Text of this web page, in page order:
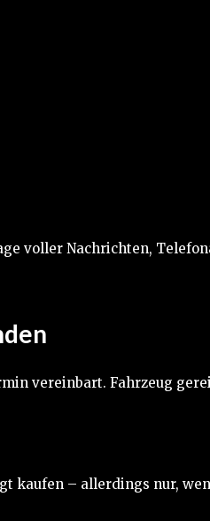
voller Nachrichten,
vereinbart. Fahrzeug
kaufen – allerdings nur,